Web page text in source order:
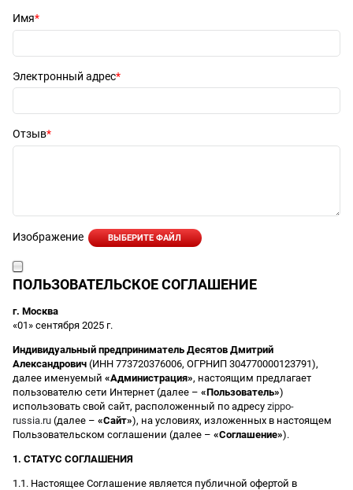
Имя
Электронный адрес
Отзыв
Изображение ВЫБЕРИТЕ ФАЙЛ
ПОЛЬЗОВАТЕЛЬСКОЕ СОГЛАШЕНИЕ
г. Москва
«01» сентября 2025 г.
Индивидуальный предприниматель Десятов Дмитрий
Александрович (ИНН 773720376006, ОГРНИП 304770000123791),
далее именуемый «Администрация», настоящим предлагает
пользователю сети Интернет (далее – «Пользователь»)
использовать свой сайт, расположенный по адресу zippo-
russia.ru (далее – «Сайт»), на условиях, изложенных в настоящем
Пользовательском соглашении (далее – «Соглашение»).
1. СТАТУС СОГЛАШЕНИЯ
1.1. Настоящее Соглашение является публичной офертой в